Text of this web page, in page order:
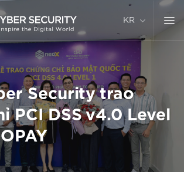
KR
Security trao
PCI DSS v4.0 Level